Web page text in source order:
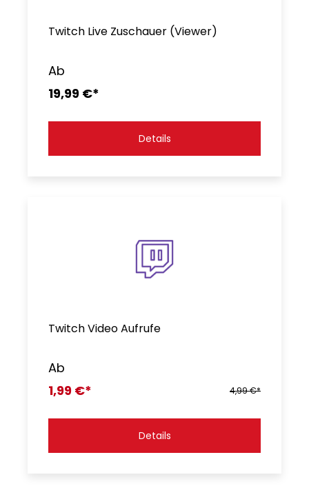
Twitch Live Zuschauer (Viewer)
Ab
19,99 €*
Details
Twitch Video Aufrufe
Ab
1,99 €*
4,99 €*
Details